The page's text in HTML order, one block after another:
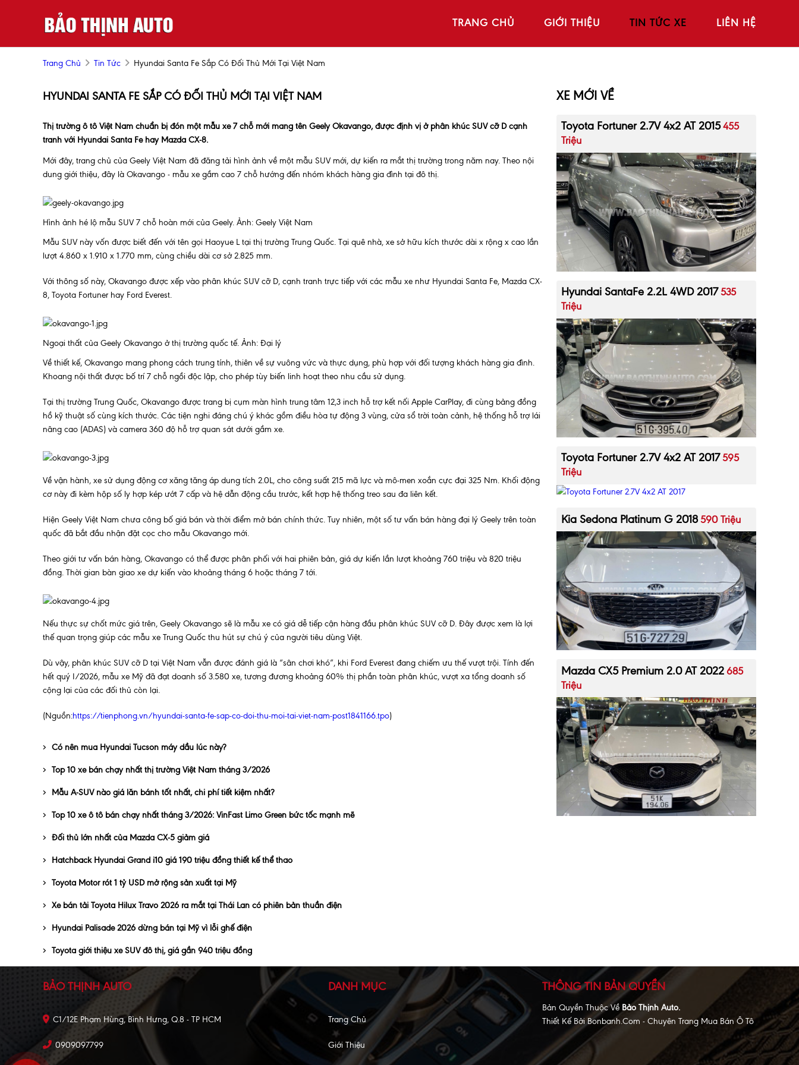
TRANG CHỦ GIỚI THIỆU TIN TỨC XE LIÊN HỆ
Trang Chủ Tin Tức Hyundai Santa Fe Sắp Có Đối Thủ Mới Tại Việt Nam
HYUNDAI SANTA FE SẮP CÓ ĐỐI THỦ MỚI TẠI VIỆT NAM
Thị trường ô tô Việt Nam chuẩn bị đón một mẫu xe 7 chỗ mới mang tên Geely Okavango, được định vị ở phân khúc SUV cỡ D cạnh
tranh với Hyundai Santa Fe hay Mazda CX-8.
Mới đây, trang chủ của Geely Việt Nam đã đăng tải hình ảnh về một mẫu SUV mới, dự kiến ra mắt thị trường trong năm nay. Theo nội
dung giới thiệu, đây là Okavango - mẫu xe gầm cao 7 chỗ hướng đến nhóm khách hàng gia đình tại đô thị.
Hình ảnh hé lộ mẫu SUV 7 chỗ hoàn mới của Geely. Ảnh: Geely Việt Nam
Mẫu SUV này vốn được biết đến với tên gọi Haoyue L tại thị trường Trung Quốc. Tại quê nhà, xe sở hữu kích thước dài x rộng x cao lần
lượt 4.860 x 1.910 x 1.770 mm, cùng chiều dài cơ sở 2.825 mm.
Với thông số này, Okavango được xếp vào phân khúc SUV cỡ D, cạnh tranh trực tiếp với các mẫu xe như Hyundai Santa Fe, Mazda CX-
8, Toyota Fortuner hay Ford Everest.
Ngoại thất của Geely Okavango ở thị trường quốc tế. Ảnh: Đại lý
Về thiết kế, Okavango mang phong cách trung tính, thiên về sự vuông vức và thực dụng, phù hợp với đối tượng khách hàng gia đình.
Khoang nội thất được bố trí 7 chỗ ngồi độc lập, cho phép tùy biến linh hoạt theo nhu cầu sử dụng.
Tại thị trường Trung Quốc, Okavango được trang bị cụm màn hình trung tâm 12,3 inch hỗ trợ kết nối Apple CarPlay, đi cùng bảng đồng
hồ kỹ thuật số cùng kích thước. Các tiện nghi đáng chú ý khác gồm điều hòa tự động 3 vùng, cửa sổ trời toàn cảnh, hệ thống hỗ trợ lái
nâng cao (ADAS) và camera 360 độ hỗ trợ quan sát dưới gầm xe.
Về vận hành, xe sử dụng động cơ xăng tăng áp dung tích 2.0L, cho công suất 215 mã lực và mô-men xoắn cực đại 325 Nm. Khối động
cơ này đi kèm hộp số ly hợp kép ướt 7 cấp và hệ dẫn động cầu trước, kết hợp hệ thống treo sau đa liên kết.
Hiện Geely Việt Nam chưa công bố giá bán và thời điểm mở bán chính thức. Tuy nhiên, một số tư vấn bán hàng đại lý Geely trên toàn
quốc đã bắt đầu nhận đặt cọc cho mẫu Okavango mới.
Theo giới tư vấn bán hàng, Okavango có thể được phân phối với hai phiên bản, giá dự kiến lần lượt khoảng 760 triệu và 820 triệu
đồng. Thời gian bàn giao xe dự kiến vào khoảng tháng 6 hoặc tháng 7 tới.
Nếu thực sự chốt mức giá trên, Geely Okavango sẽ là mẫu xe có giá dễ tiếp cận hàng đầu phân khúc SUV cỡ D. Đây được xem là lợi
thế quan trọng giúp các mẫu xe Trung Quốc thu hút sự chú ý của người tiêu dùng Việt.
Dù vậy, phân khúc SUV cỡ D tại Việt Nam vẫn được đánh giá là “sân chơi khó”, khi Ford Everest đang chiếm ưu thế vượt trội. Tính đến
hết quý I/2026, mẫu xe Mỹ đã đạt doanh số 3.580 xe, tương đương khoảng 60% thị phần toàn phân khúc, vượt xa tổng doanh số
cộng lại của các đối thủ còn lại.
(Nguồn:https://tienphong.vn/hyundai-santa-fe-sap-co-doi-thu-moi-tai-viet-nam-post1841166.tpo)
Có nên mua Hyundai Tucson máy dầu lúc này?
Top 10 xe bán chạy nhất thị trường Việt Nam tháng 3/2026
Mẫu A-SUV nào giá lăn bánh tốt nhất, chi phí tiết kiệm nhất?
Top 10 xe ô tô bán chạy nhất tháng 3/2026: VinFast Limo Green bức tốc mạnh mẽ
Đối thủ lớn nhất của Mazda CX-5 giảm giá
Hatchback Hyundai Grand i10 giá 190 triệu đồng thiết kế thể thao
Toyota Motor rót 1 tỷ USD mở rộng sản xuất tại Mỹ
Xe bán tải Toyota Hilux Travo 2026 ra mắt tại Thái Lan có phiên bản thuần điện
Hyundai Palisade 2026 dừng bán tại Mỹ vì lỗi ghế điện
Toyota giới thiệu xe SUV đô thị, giá gần 940 triệu đồng
XE MỚI VỀ
Toyota Fortuner 2.7V 4x2 AT 2015 455
Triệu
Hyundai SantaFe 2.2L 4WD 2017 535
Triệu
Toyota Fortuner 2.7V 4x2 AT 2017 595
Triệu
Kia Sedona Platinum G 2018 590 Triệu
Mazda CX5 Premium 2.0 AT 2022 685
Triệu
BẢO THỊNH AUTO
C1/12E Phạm Hùng, Bình Hưng, Q.8 - TP HCM
0909097799
DANH MỤC
Trang Chủ
Giới Thiệu
THÔNG TIN BẢN QUYỀN
Bản Quyền Thuộc Về Bảo Thịnh Auto.
Thiết Kế Bởi Bonbanh.com - Chuyên Trang Mua Bán Ô Tô